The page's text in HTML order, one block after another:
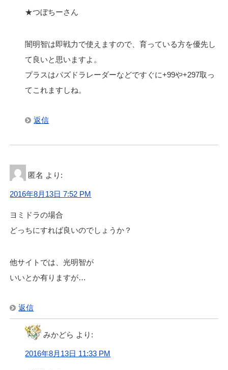
★つぼちーさん
闇明智は即戦力で使えますので、育っている方を優先し
て良いと思いますよ。
プラスはパズドラレーダーなどですぐに+99や+297取っ
てこれますしね。
返信
匿名 より:
2016年8月13日 7:52 PM
ヨミドラの場合
どっちにすれば良いのでしょうか？
他サイトでは、光明智が
いいとか有りますが…
返信
みかどら より:
2016年8月13日 11:33 PM